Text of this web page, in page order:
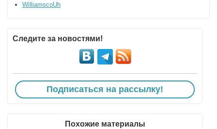
WilliamscoUh
Следите за новостями!
Подписаться на рассылку!
Похожие материалы